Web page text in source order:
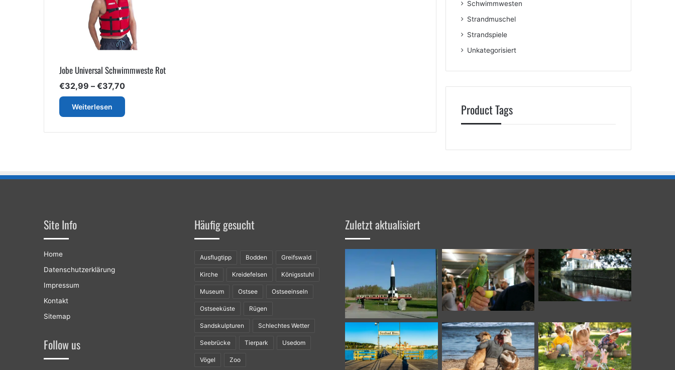
Jobe Universal Schwimmweste Rot
€32,99 – €37,70Preisspanne:
€32,99
€37,70
Weiterlesen
Schwimmwesten
Strandmuschel
Strandspiele
Unkategorisiert
Product Tags
Site Info
Home
Datenschutzerklärung
Impressum
Kontakt
Sitemap
Follow us
Häufig gesucht
Ausflugtipp Bodden Greifswald
Kirche Kreidefelsen Königsstuhl
Museum Ostsee Ostseeinseln
Ostseeküste Rügen
Sandskulpturen Schlechtes Wetter
Seebrücke Tierpark Usedom
Vögel Zoo
Zuletzt aktualisiert